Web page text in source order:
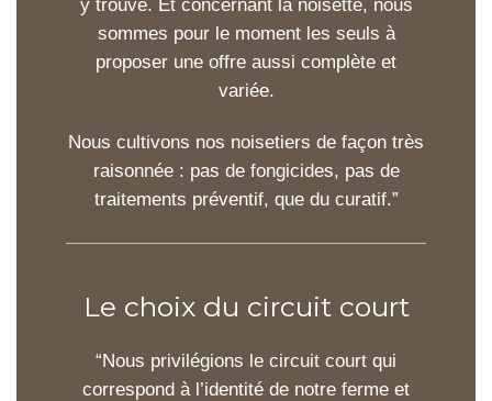
y trouve. Et concernant la noisette, nous
sommes pour le moment les seuls à
proposer une offre aussi complète et
variée.
Nous cultivons nos noisetiers de façon très
raisonnée : pas de fongicides, pas de
traitements préventif, que du curatif.”
Le choix du circuit court
“Nous privilégions le circuit court qui
correspond à l’identité de notre ferme et